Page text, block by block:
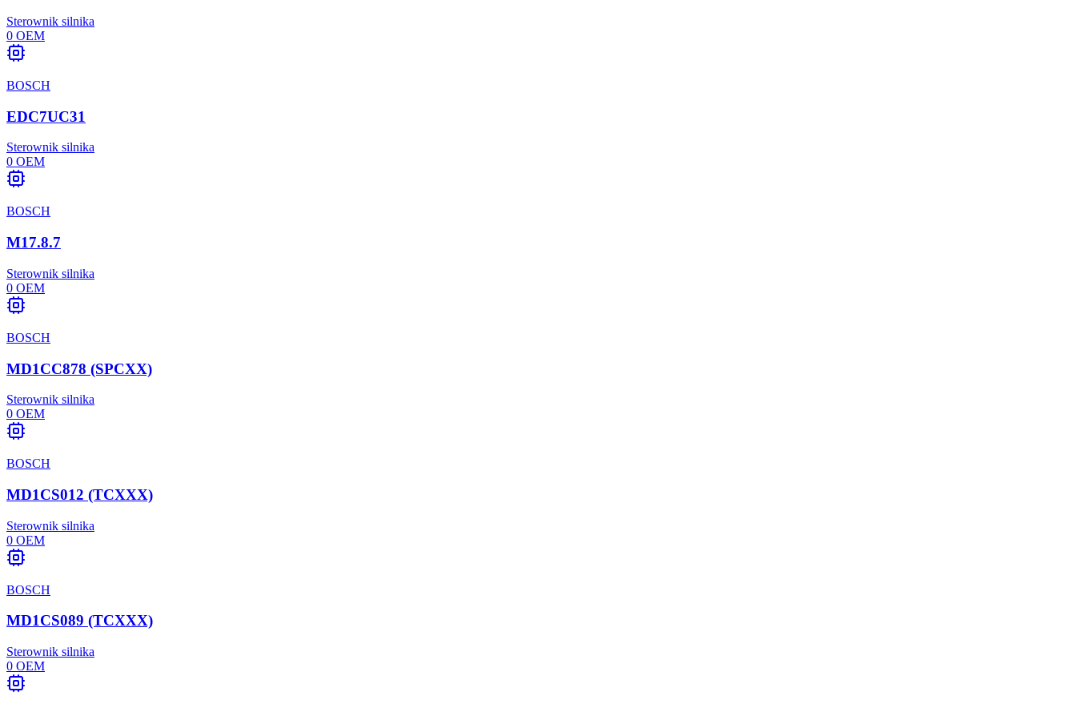
Sterownik silnika
0 OEM
BOSCH
EDC7UC31
Sterownik silnika
0 OEM
BOSCH
M17.8.7
Sterownik silnika
0 OEM
BOSCH
MD1CC878 (SPCXX)
Sterownik silnika
0 OEM
BOSCH
MD1CS012 (TCXXX)
Sterownik silnika
0 OEM
BOSCH
MD1CS089 (TCXXX)
Sterownik silnika
0 OEM